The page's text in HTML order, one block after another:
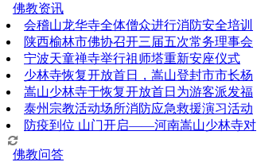
佛教资讯
会稽山龙华寺全体僧众进行消防安全培训
陕西榆林市佛协召开三届五次常务理事会
宁波天童禅寺举行祖师塔重新安座仪式
少林寺恢复开放首日，嵩山登封市市长杨
嵩山少林寺于恢复开放首日为游客派发福
泰州宗教活动场所消防应急救援演习活动
防疫到位 山门开启——河南嵩山少林寺对
佛教问答